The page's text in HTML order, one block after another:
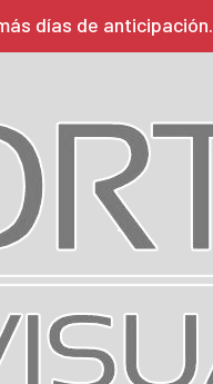
días de anticipación.